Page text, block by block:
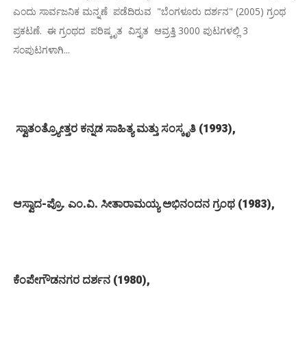
ಎಂದು ಸಾರ್ವಜನಿಕ ಮನ್ನಣೆ ಪಡೆದಿರುವ "ಬೆಂಗಳೂರು ದರ್ಶನ" (2005) ಗ್ರಂಥ
ಪ್ರಕಟಣೆ. ಈ ಗ್ರಂಥದ ಪರಿಷ್ಕೃತ ವಿಸ್ತೃತ ಆವ್ರತ್ತಿ 3000 ಪುಟಗಳಲ್ಲಿ 3
ಸಂಪುಟಗಳಾಗಿ...
ಸ್ವಾತಂತ್ರ್ಯೋತ್ತರ ಕನ್ನಡ ಸಾಹಿತ್ಯ ಮತ್ತು ಸಂಸ್ಕೃತಿ (1993),
ಆಸ್ವಾದ-ಪ್ರೊ. ಎಂ.ವಿ. ಸೀತಾರಾಮಯ್ಯ ಅಭಿನಂದನ ಗ್ರಂಥ (1983),
ಕೆಂಪೇಗೌಡನಗರ ದರ್ಶನ (1980),